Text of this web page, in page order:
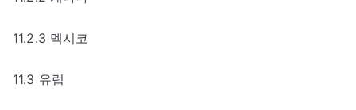
11.2.3 멕시코
11.3 유럽